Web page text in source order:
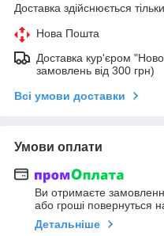
Доставка здійснюється
Нова Пошта
Доставка кур'єром
замовлень від 300 грн)
Всі умови доставки
Умови оплати
Ви отримаєте
або гроші повернуться
Детальніше